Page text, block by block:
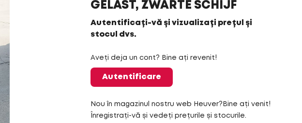
GELAST, ZWARTE SCHIJF
Autentificați-vă și vizualizați prețul și
stocul dvs.
Aveți deja un cont? Bine ați revenit!
Autentificare
Nou în magazinul nostru web Heuver?Bine ați venit!
Înregistrați-vă și vedeți prețurile și stocurile.